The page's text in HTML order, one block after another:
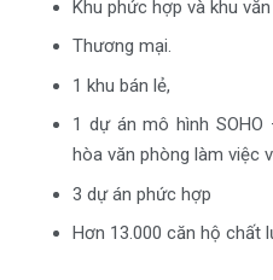
Khu phức hợp và khu
Thương mại.
1 khu bán lẻ,
1 dự án mô hình
hòa văn phòng làm việc
3 dự án phức hợp
Hơn 13.000 căn hộ chất